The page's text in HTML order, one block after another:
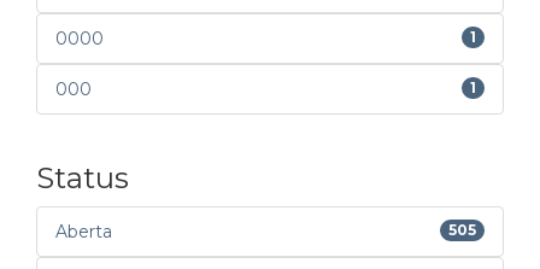
0000 1
000 1
Status
Aberta 505